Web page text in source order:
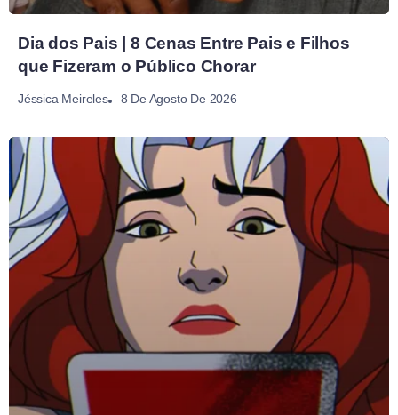
Dia dos Pais | 8 Cenas Entre Pais e Filhos
que Fizeram o Público Chorar
Jéssica Meireles 8 De Agosto De 2026